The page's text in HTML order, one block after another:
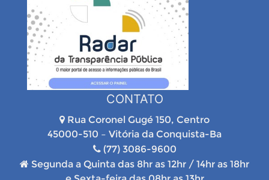
CONTATO
Rua Coronel Gugé 150, Centro
45000-510 – Vitória da Conquista-Ba
(77) 3086-9600
Segunda a Quinta das 8hr as 12hr / 14hr as 18hr